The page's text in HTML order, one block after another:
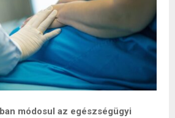
módosul az egészségügyi